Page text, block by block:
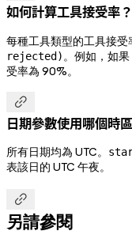
如何計算工具接受率？
每種工具類型的工具接受
rejected)。例如，如
受率為 90%。

日期參數使用哪個時
所有日期均為 UTC。
表該日的 UTC 午夜。

另請參閱